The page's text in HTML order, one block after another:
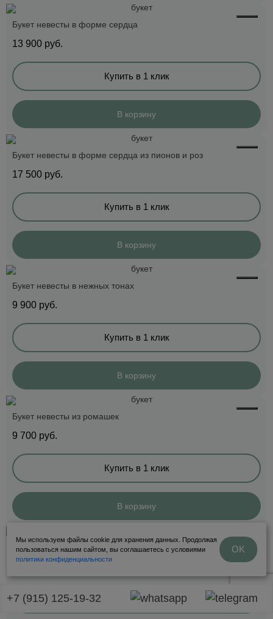
Букет невесты в форме сердца
13 900 руб.
Купить в 1 клик
В корзину
Букет невесты в форме сердца из пионов и роз
17 500 руб.
Купить в 1 клик
В корзину
Букет невесты в нежных тонах
9 900 руб.
Купить в 1 клик
В корзину
Букет невесты из ромашек
9 700 руб.
Купить в 1 клик
В корзину
Букет невесты из пионовидных роз и диантусов
Купить в 1 клик
Мы используем файлы cookie для хранения данных. Продолжая
пользоваться нашим сайтом, вы соглашаетесь с условиями
политики конфиденциальности
OK
+7 (915) 125-19-32